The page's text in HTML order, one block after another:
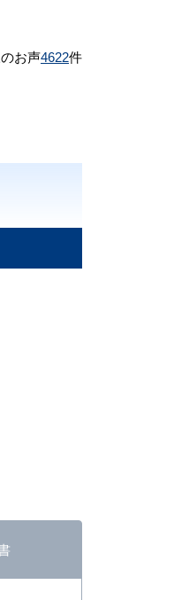
お声4622件